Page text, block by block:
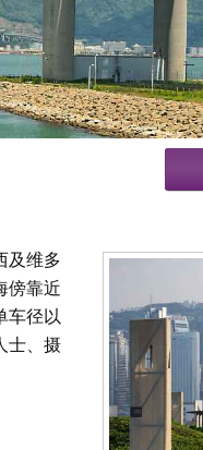
及维多
傍靠近
车径以
士、摄